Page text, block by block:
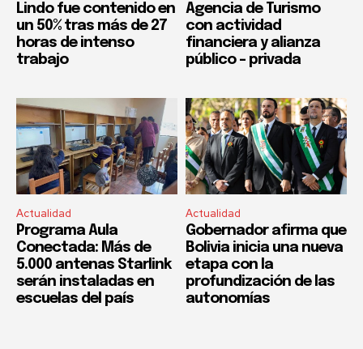
Lindo fue contenido en
un 50% tras más de 27
horas de intenso
trabajo
Agencia de Turismo
con actividad
financiera y alianza
público – privada
Actualidad
Programa Aula
Conectada: Más de
5.000 antenas Starlink
serán instaladas en
escuelas del país
Actualidad
Gobernador afirma que
Bolivia inicia una nueva
etapa con la
profundización de las
autonomías